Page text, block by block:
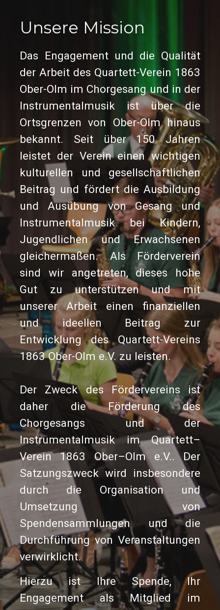
Unsere Mission
Das Engagement und die Qualität
der Arbeit des Quartett-Verein 1863
Ober-Olm im Chorgesang und in der
Instrumentalmusik ist über die
Ortsgrenzen von Ober-Olm hinaus
bekannt. Seit über 150 Jahren
leistet der Verein einen wichtigen
kulturellen und gesellschaftlichen
Beitrag und fördert die Ausbildung
und Ausübung von Gesang und
Instrumentalmusik bei Kindern,
Jugendlichen und Erwachsenen
gleichermaßen. Als Förderverein
sind wir angetreten, dieses hohe
Gut zu unterstützen und mit
unserer Arbeit einen finanziellen
und ideellen Beitrag zur
Entwicklung des Quartett-Vereins
1863 Ober-Olm e.V. zu leisten.
Der Zweck des Fördervereins ist
daher die Förderung des
Chorgesangs und der
Instrumentalmusik im Quartett–
Verein 1863 Ober–Olm e.V.. Der
Satzungszweck wird insbesondere
durch die Organisation und
Umsetzung von
Spendensammlungen und die
Durchführung von Veranstaltungen
verwirklicht.
Hierzu ist Ihre Spende, Ihr
Engagement als Mitglied im